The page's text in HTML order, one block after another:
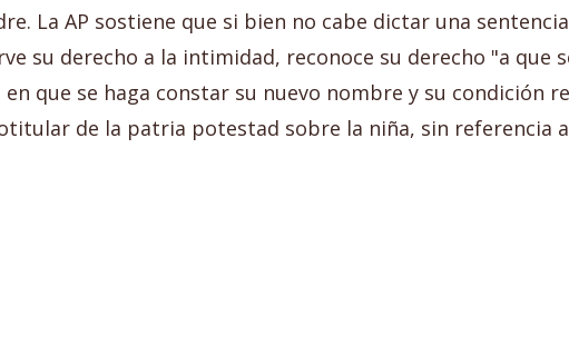
La AP sostiene que si bien no cabe dictar una
su derecho a la intimidad, reconoce su derecho "a que
que se haga constar su nuevo nombre y su condición
de la patria potestad sobre la niña, sin referencia